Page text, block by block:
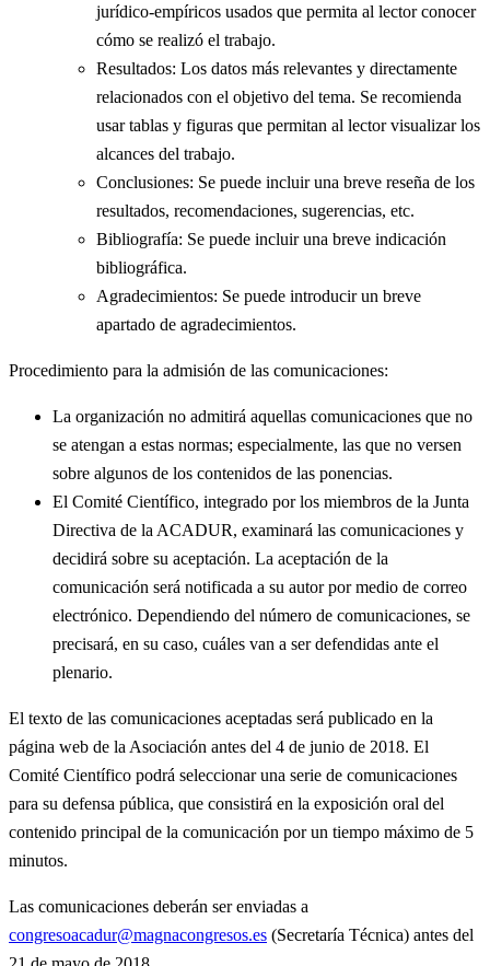
jurídico-empíricos usados que permita al lector conocer
cómo se realizó el trabajo.
Resultados: Los datos más relevantes y directamente
relacionados con el objetivo del tema. Se recomienda
usar tablas y figuras que permitan al lector visualizar los
alcances del trabajo.
Conclusiones: Se puede incluir una breve reseña de los
resultados, recomendaciones, sugerencias, etc.
Bibliografía: Se puede incluir una breve indicación
bibliográfica.
Agradecimientos: Se puede introducir un breve
apartado de agradecimientos.
Procedimiento para la admisión de las comunicaciones:
La organización no admitirá aquellas comunicaciones que no
se atengan a estas normas; especialmente, las que no versen
sobre algunos de los contenidos de las ponencias.
El Comité Científico, integrado por los miembros de la Junta
Directiva de la ACADUR, examinará las comunicaciones y
decidirá sobre su aceptación. La aceptación de la
comunicación será notificada a su autor por medio de correo
electrónico. Dependiendo del número de comunicaciones, se
precisará, en su caso, cuáles van a ser defendidas ante el
plenario.
El texto de las comunicaciones aceptadas será publicado en la
página web de la Asociación antes del 4 de junio de 2018. El
Comité Científico podrá seleccionar una serie de comunicaciones
para su defensa pública, que consistirá en la exposición oral del
contenido principal de la comunicación por un tiempo máximo de 5
minutos.
Las comunicaciones deberán ser enviadas a
congresoacadur@magnacongresos.es (Secretaría Técnica) antes del